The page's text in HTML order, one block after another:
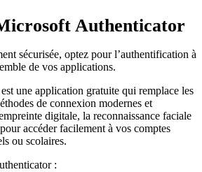
Authenticator
sécurisée, optez pour l’authentification à
de vos applications.
une application gratuite qui remplace les
de connexion modernes et
digitale, la reconnaissance faciale
accéder facilement à vos comptes
ou scolaires.
: